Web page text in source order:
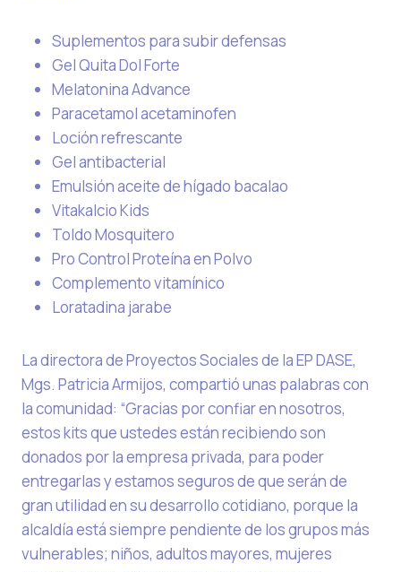
Suplementos para subir defensas
Gel Quita Dol Forte
Melatonina Advance
Paracetamol acetaminofen
Loción refrescante
Gel antibacterial
Emulsión aceite de hígado bacalao
Vitakalcio Kids
Toldo Mosquitero
Pro Control Proteína en Polvo
Complemento vitamínico
Loratadina jarabe
La directora de Proyectos Sociales de la EP DASE,
Mgs. Patricia Armijos, compartió unas palabras con
la comunidad: “Gracias por confiar en nosotros,
estos kits que ustedes están recibiendo son
donados por la empresa privada, para poder
entregarlas y estamos seguros de que serán de
gran utilidad en su desarrollo cotidiano, porque la
alcaldía está siempre pendiente de los grupos más
vulnerables; niños, adultos mayores, mujeres